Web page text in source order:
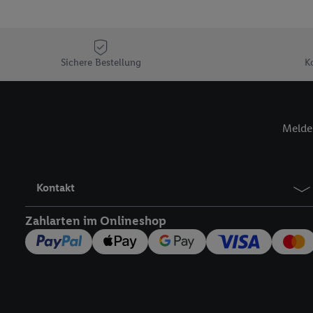
Sichere Bestellung
Kontakt
Zahlarten im Onlineshop
Sofern Sie hier Ihre
Verantwortlichkeit mit
zu erstellen (die
können, um Sie in von
Adresse in
Zudem erlauben Sie
den Lidl-Diensten
Wenn das der Fall ist,
Kundenkonto-
werden, damit wir
Nutzung der Utiq-
widerrufen - jederzeit
Telekommunikations-